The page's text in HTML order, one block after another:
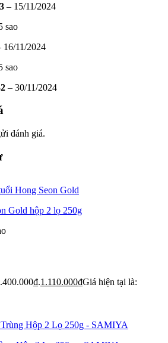
– 15/11/2024
sao
16/11/2024
sao
– 30/11/2024
đánh giá.
Gold hộp 2 lọ 250g
1.110.000₫Giá hiện tại là: